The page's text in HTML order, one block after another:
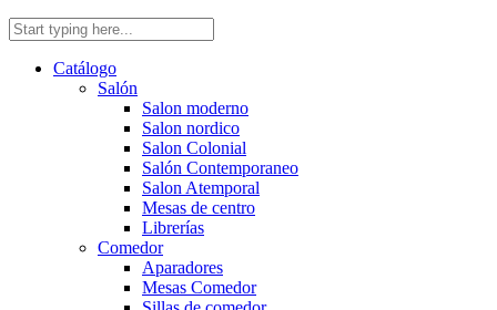
Catálogo
Salón
Salon moderno
Salon nordico
Salon Colonial
Salón Contemporaneo
Salon Atemporal
Mesas de centro
Librerías
Comedor
Aparadores
Mesas Comedor